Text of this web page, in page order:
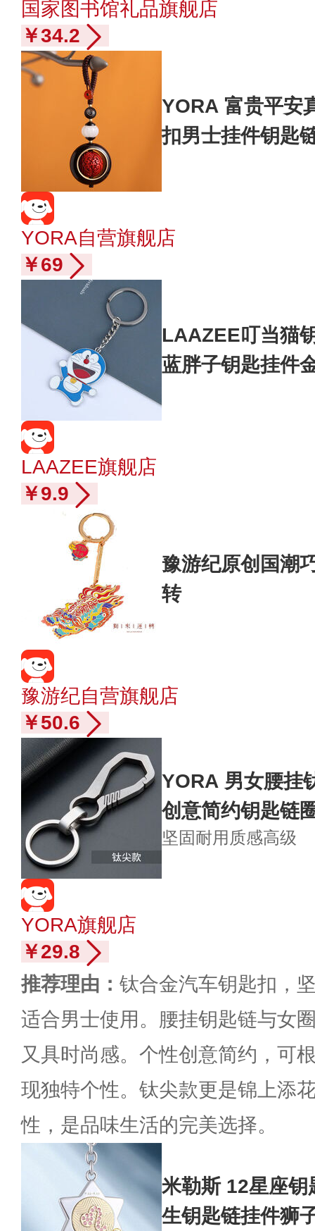
国家图书馆礼品旗舰店
￥34.2
YORA 富贵平安
扣男士挂件钥匙
YORA自营旗舰店
￥69
LAAZEE叮当猫
蓝胖子钥匙挂件
LAAZEE旗舰店
￥9.9
豫游纪原创国潮
转
豫游纪自营旗舰店
￥50.6
YORA 男女腰挂
创意简约钥匙链
坚固耐用 质感高级
YORA旗舰店
￥29.8
推荐理由： 钛合金汽车钥匙扣，
适合男士使用。腰挂钥匙链与女
又具时尚感。个性创意简约，可
现独特个性。钛尖款更是锦上添
性，是品味生活的完美选择。
米勒斯 12星座钥
生钥匙链挂件狮